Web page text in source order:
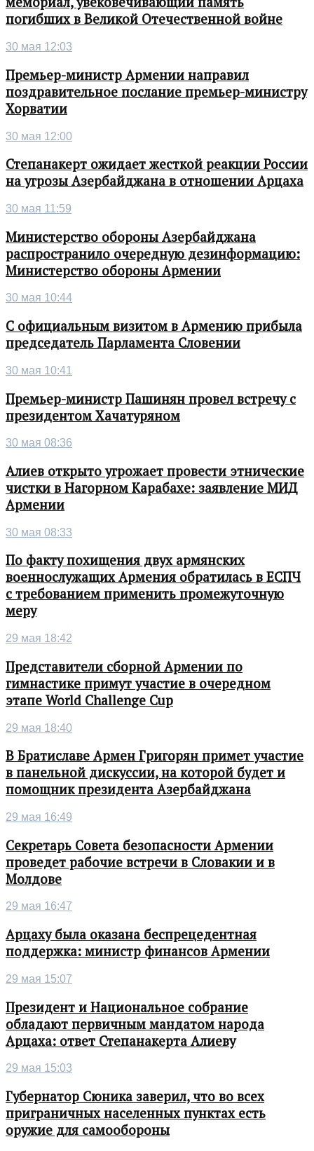
погибших в Великой Отечественной войне
30 мая 12:03
Премьер-министр Армении направил
поздравительное послание премьер-министру
Хорватии
30 мая 12:00
Степанакерт ожидает жесткой реакции России
на угрозы Азербайджана в отношении Арцаха
30 мая 11:59
Министерство обороны Азербайджана
распространило очередную дезинформацию:
Министерство обороны Армении
30 мая 10:44
С официальным визитом в Армению прибыла
председатель Парламента Словении
30 мая 10:41
Премьер-министр Пашинян провел встречу с
президентом Хачатуряном
30 мая 08:36
Алиев открыто угрожает провести этнические
чистки в Нагорном Карабахе: заявление МИД
Армении
30 мая 08:33
По факту похищения двух армянских
военнослужащих Армения обратилась в ЕСПЧ
с требованием применить промежуточную
меру
29 мая 18:42
Представители сборной Армении по
гимнастике примут участие в очередном
этапе World Challenge Cup
29 мая 18:40
В Братиславе Армен Григорян примет участие
в панельной дискуссии, на которой будет и
помощник президента Азербайджана
29 мая 16:49
Секретарь Совета безопасности Армении
проведет рабочие встречи в Словакии и в
Молдове
29 мая 16:47
Арцаху была оказана беспрецедентная
поддержка: министр финансов Армении
29 мая 15:07
Президент и Национальное собрание
обладают первичным мандатом народа
Арцаха: ответ Степанакерта Алиеву
29 мая 15:03
Губернатор Сюника заверил, что во всех
приграничных населенных пунктах есть
оружие для самообороны